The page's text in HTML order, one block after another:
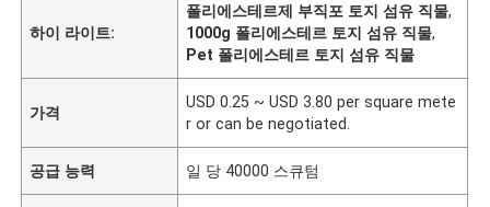
하이 라이트:
폴리에스테르제 부직포 토지 섬유 직물,
1000g 폴리에스테르 토지 섬유 직물,
Pet 폴리에스테르 토지 섬유 직물
가격
USD 0.25 ~ USD 3.80 per square mete
r or can be negotiated.
공급 능력 일 당 40000 스큐텀